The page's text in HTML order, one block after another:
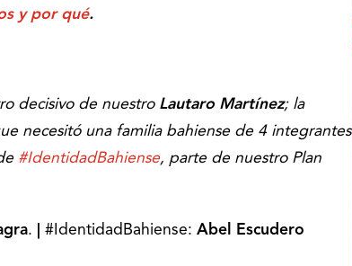
y por qué.
decisivo de nuestro Lautaro Martínez; la
necesitó una familia bahiense de 4 integrantes
#IdentidadBahiense, parte de nuestro Plan
. #IdentidadBahiense: Abel Escudero